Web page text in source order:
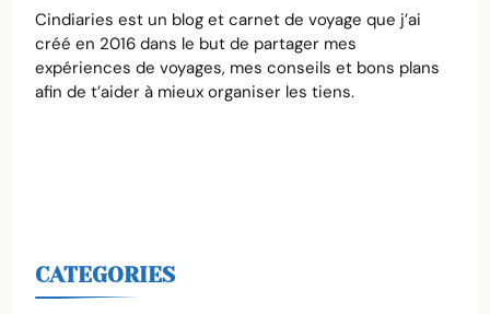
Cindiaries est un blog et carnet de voyage que j’ai
créé en 2016 dans le but de partager mes
expériences de voyages, mes conseils et bons plans
afin de t’aider à mieux organiser les tiens.
CATEGORIES